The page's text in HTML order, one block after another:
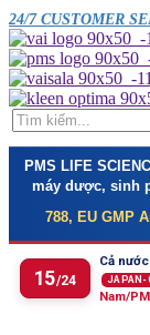
24/7 CUSTOMER
PMS LIFE
máy dược, sinh
788, EU GMP
15/24
Cả
JAPAN-
Nam/